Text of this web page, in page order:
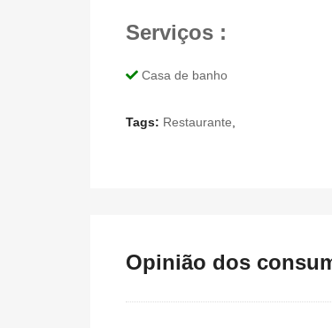
Serviços :
Casa de banho
Tags: Restaurante
Opinião dos